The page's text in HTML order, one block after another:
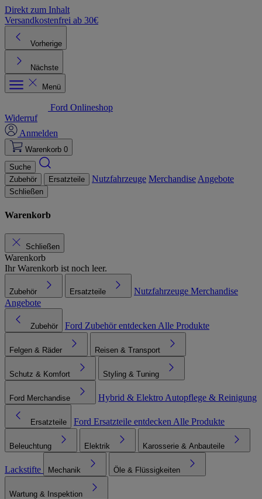
Direkt zum Inhalt
Versandkostenfrei ab 30€
Vorherige
Nächste
Menü
Ford Onlineshop
Widerruf
Anmelden
Warenkorb 0
Suche
Zubehör
Ersatzteile Nutzfahrzeuge Merchandise Angebote
Schließen
Warenkorb
Schließen
Warenkorb
Ihr Warenkorb ist noch leer.
Zubehör Ersatzteile Nutzfahrzeuge Merchandise
Angebote
Zubehör Ford Zubehör entdecken Alle Produkte
Felgen & Räder Reisen & Transport
Schutz & Komfort Styling & Tuning
Ford Merchandise Hybrid & Elektro Autopflege & Reinigung
Ersatzteile Ford Ersatzteile entdecken Alle Produkte
Beleuchtung Elektrik Karosserie & Anbauteile
Lackstifte Mechanik Öle & Flüssigkeiten
Wartung & Inspektion